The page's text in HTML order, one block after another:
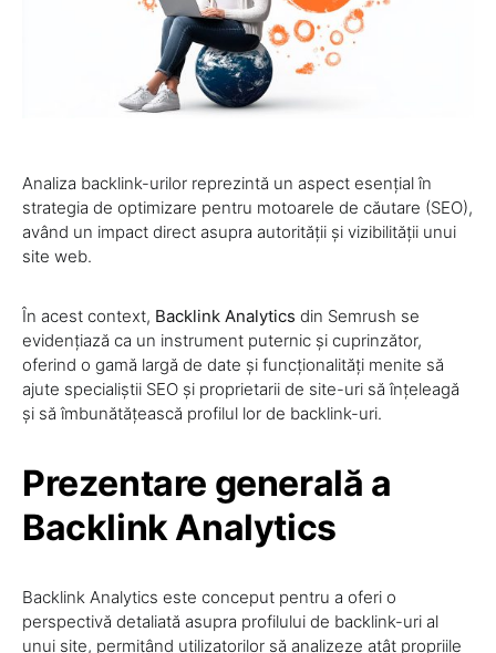
Analiza backlink-urilor reprezintă un aspect esențial în
strategia de optimizare pentru motoarele de căutare (SEO),
având un impact direct asupra autorității și vizibilității unui
site web.
În acest context, Backlink Analytics din Semrush se
evidențiază ca un instrument puternic și cuprinzător,
oferind o gamă largă de date și funcționalități menite să
ajute specialiștii SEO și proprietarii de site-uri să înțeleagă
și să îmbunătățească profilul lor de backlink-uri.
Prezentare generală a
Backlink Analytics
Backlink Analytics este conceput pentru a oferi o
perspectivă detaliată asupra profilului de backlink-uri al
unui site, permițând utilizatorilor să analizeze atât propriile